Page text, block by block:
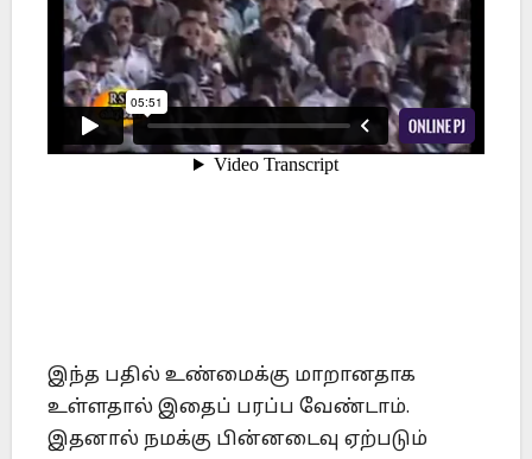
இந்த பதில் உண்மைக்கு மாறானதாக
உள்ளதால் இதைப் பரப்ப வேண்டாம்.
இதனால் நமக்கு பின்னடைவு ஏற்படும்